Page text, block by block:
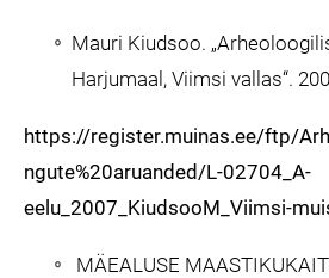
Mauri Kiudsoo.
Harjumaal, Viimsi vallas“.
https://register.muinas.ee/ftp/
ngute%20aruanded/L-02704_A-
eelu_2007_KiudsooM_Viimsi-
MÄEALUSE